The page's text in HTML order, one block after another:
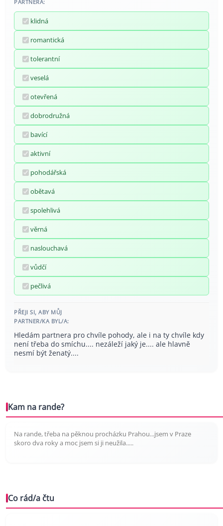
PARTNERA:
klidná
romantická
tolerantní
veselá
otevřená
dobrodružná
bavící
aktivní
pohodářská
obětavá
spolehlivá
věrná
naslouchavá
vůdčí
pečlivá
PŘEJI SI, ABY MŮJ
PARTNER/KA BYL/A:
Hledám partnera pro chvíle pohody, ale i na ty chvíle kdy
není třeba do smíchu.... nezáleží jaký je.... ale hlavně
nesmí být ženatý....
Kam na rande?
Na rande, třeba na pěknou procházku Prahou...jsem v Praze
skoro dva roky a moc jsem si ji neužila.....
Co rád/a čtu